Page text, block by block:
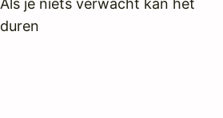
duren